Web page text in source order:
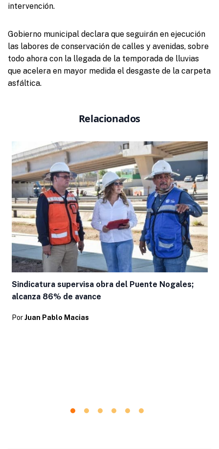
intervención.
Gobierno municipal declara que seguirán en ejecución
las labores de conservación de calles y avenidas, sobre
todo ahora con la llegada de la temporada de lluvias
que acelera en mayor medida el desgaste de la carpeta
asfáltica.
Relacionados
Sindicatura supervisa obra del Puente Nogales;
alcanza 86% de avance
Por Juan Pablo Macias